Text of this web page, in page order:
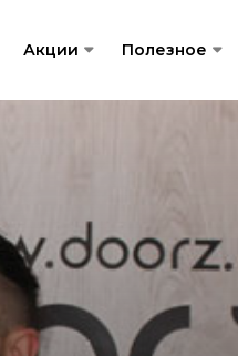
Акции Полезное